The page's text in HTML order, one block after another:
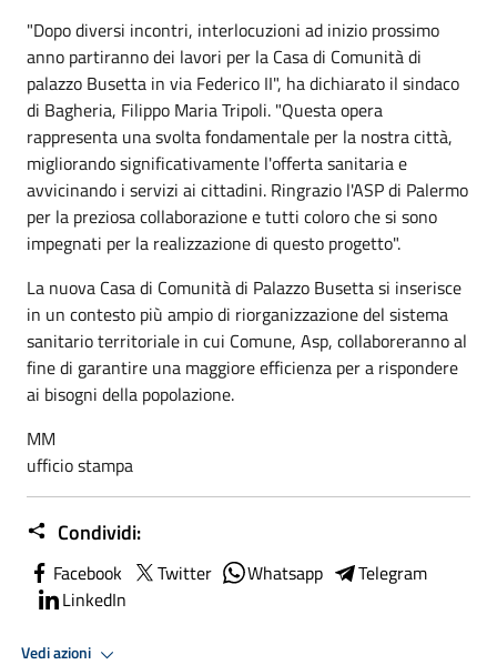
"Dopo diversi incontri, interlocuzioni ad inizio prossimo
anno partiranno dei lavori per la Casa di Comunità di
palazzo Busetta in via Federico II", ha dichiarato il sindaco
di Bagheria, Filippo Maria Tripoli. "Questa opera
rappresenta una svolta fondamentale per la nostra città,
migliorando significativamente l'offerta sanitaria e
avvicinando i servizi ai cittadini. Ringrazio l'ASP di Palermo
per la preziosa collaborazione e tutti coloro che si sono
impegnati per la realizzazione di questo progetto".
La nuova Casa di Comunità di Palazzo Busetta si inserisce
in un contesto più ampio di riorganizzazione del sistema
sanitario territoriale in cui Comune, Asp, collaboreranno al
fine di garantire una maggiore efficienza per a rispondere
ai bisogni della popolazione.
MM
ufficio stampa
Condividi:
Facebook Twitter Whatsapp
Telegram
LinkedIn
Vedi azioni